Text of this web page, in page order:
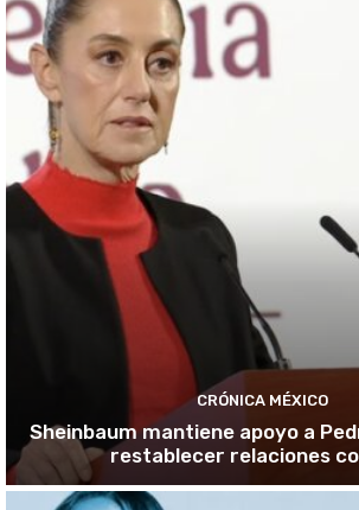
CRÓNICA MÉXICO
Sheinbaum mantiene apoyo a
restablecer relaciones